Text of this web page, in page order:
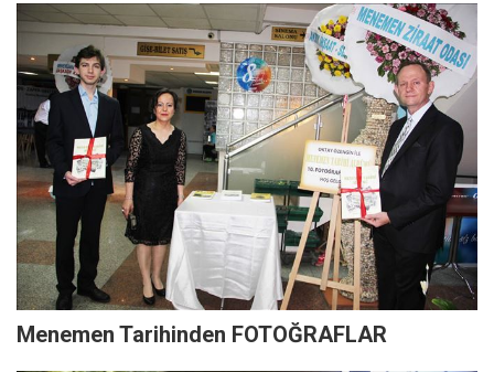
Menemen Tarihinden FOTOĞRAFLAR